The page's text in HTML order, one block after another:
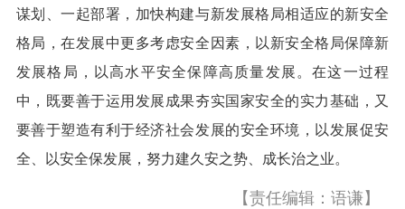
谋划、一起部署，加快构建与新发展格局相适应的新安全
格局，在发展中更多考虑安全因素，以新安全格局保障新
发展格局，以高水平安全保障高质量发展。在这一过程
中，既要善于运用发展成果夯实国家安全的实力基础，又
要善于塑造有利于经济社会发展的安全环境，以发展促安
全、以安全保发展，努力建久安之势、成长治之业。
【责任编辑：语谦】